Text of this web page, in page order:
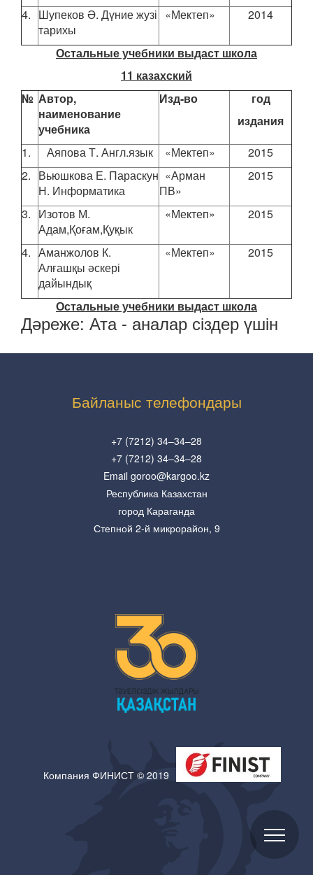
4. Шупеков Ә. Дүние жузі
тарихы
«Мектеп» 2014
Остальные учебники выдаст школа
11 казахский
№ Автор,
наименование
учебника
Изд-во
год
издания
1.
Аяпова Т. Англ.язык «Мектеп»
2015
2. Вьюшкова Е. Параскун
Н. Информатика
«Арман
ПВ»
2015
3. Изотов М.
Адам,Қоғам,Қуқык
«Мектеп» 2015
4. Аманжолов К.
Алғашқы әскері
дайындық
«Мектеп» 2015
Остальные учебники выдаст школа
Дәреже: Ата - аналар сіздер үшін
Байланыс телефондары
+7 (7212) 34–34–28
+7 (7212) 34–34–28
Email goroo@kargoo.kz
Республика Казахстан
город Караганда
Степной 2-й микрорайон, 9
Компания ФИНИСТ © 2019